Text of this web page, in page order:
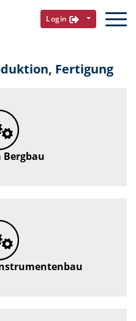
Login
Fertigung
Bergbau